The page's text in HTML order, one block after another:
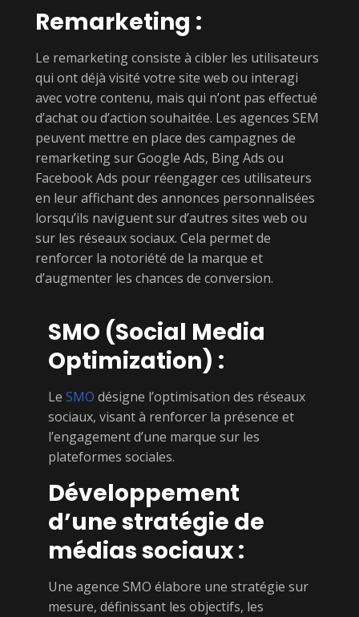
Remarketing :
Le remarketing consiste à cibler les utilisateurs
qui ont déjà visité votre site web ou interagi
avec votre contenu, mais qui n’ont pas effectué
d’achat ou d’action souhaitée. Les agences SEM
peuvent mettre en place des campagnes de
remarketing sur Google Ads, Bing Ads ou
Facebook Ads pour réengager ces utilisateurs
en leur affichant des annonces personnalisées
lorsqu’ils naviguent sur d’autres sites web ou
sur les réseaux sociaux. Cela permet de
renforcer la notoriété de la marque et
d’augmenter les chances de conversion.
SMO (Social Media
Optimization) :
Le SMO désigne l’optimisation des réseaux
sociaux, visant à renforcer la présence et
l’engagement d’une marque sur les
plateformes sociales.
Développement
d’une stratégie de
médias sociaux :
Une agence SMO élabore une stratégie sur
mesure, définissant les objectifs, les